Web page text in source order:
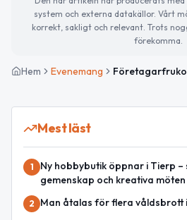
system och externa datakällor. Vårt
korrekt, sakligt och relevant. Trots
förekomma.
Hem Evenemang
Mest läst
1
Ny hobbybutik öppnar i Tierp –
gemenskap och kreativa möten
2 Man åtalas för flera våldsbrott